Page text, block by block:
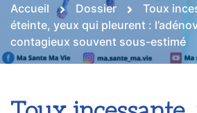
Accueil Dossier
Toux
éteinte, yeux qui pleurent :
contagieux souvent sous-estimé